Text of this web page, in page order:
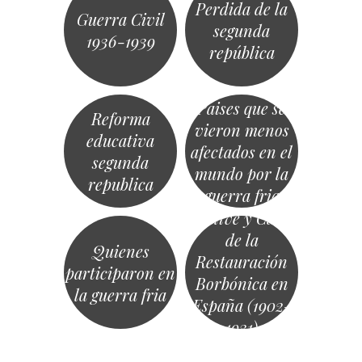
Guerra Civil
1936-1939
Perdida de la
segunda
república
Reforma
educativa
segunda
republica
Paises que se
vieron menos
afectados en el
mundo por la
guerra fria
Quienes
participaron en
la guerra fria
Declive y Caída
de la
Restauración
Borbónica en
España (1902-
1931)